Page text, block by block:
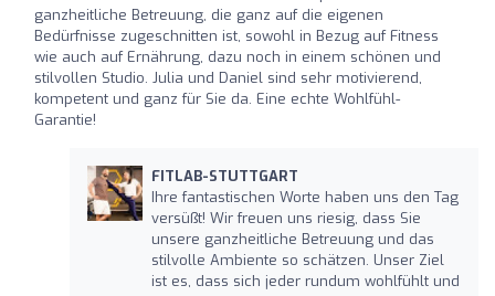
ganzheitliche Betreuung, die ganz auf die eigenen
Bedürfnisse zugeschnitten ist, sowohl in Bezug auf Fitness
wie auch auf Ernährung, dazu noch in einem schönen und
stilvollen Studio. Julia und Daniel sind sehr motivierend,
kompetent und ganz für Sie da. Eine echte Wohlfühl-
Garantie!
FITLAB-STUTTGART
Ihre fantastischen Worte haben uns den Tag
versüßt! Wir freuen uns riesig, dass Sie
unsere ganzheitliche Betreuung und das
stilvolle Ambiente so schätzen. Unser Ziel
ist es, dass sich jeder rundum wohlfühlt und